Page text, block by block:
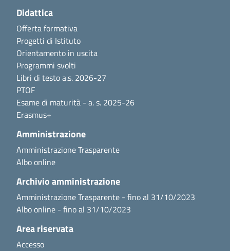
Didattica
Offerta formativa
Progetti di Istituto
Orientamento in uscita
Programmi svolti
Libri di testo a.s. 2026-27
PTOF
Esame di maturità - a. s. 2025-26
Erasmus+
Amministrazione
Amministrazione Trasparente
Albo online
Archivio amministrazione
Amministrazione Trasparente - fino al 31/10/2023
Albo online - fino al 31/10/2023
Area riservata
Accesso